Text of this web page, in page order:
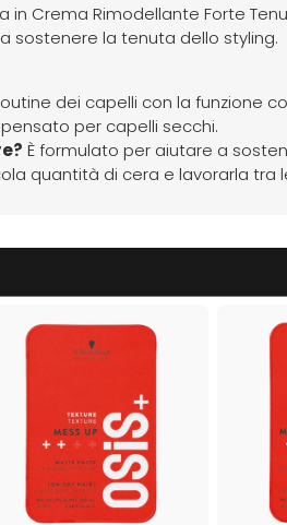
in Crema Rimodellante Forte
sostenere la tenuta dello styling.
dei capelli con la funzione
pensato per capelli secchi.
È formulato per aiutare a
quantità di cera e lavorarla tra